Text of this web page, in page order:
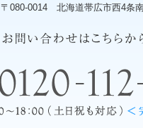
〒080-0014 北海道帯広市西4条